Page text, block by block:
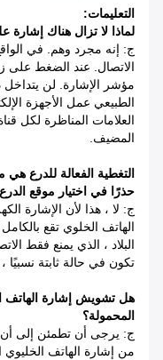
التعليمات:
لماذا لا تزال هناك
ج: إنه مجرد وهم. في
الاتصال. عند الضغط على
مؤشر الإشارة. لن يتداخل
الطبيعي عمل الأجهزة
العلامات المناظرة لكل
المضيف.
التغطية الفعالة للدرع
حذرًا في اختيار موقع
ج: لا ، هذا لأن الإشارة
الهاتف الخلوي تقع
البلاد ، الذي يمنع فقط
تكون في حالة ثابتة نسبيًا
هل تشويش إشارة الهاتف
المحمولة؟
ج: يرجى أن تطمئن إلى أن
من إشارة الهاتف